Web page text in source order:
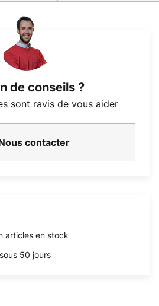
de conseils ?
sont ravis de vous aider
contacter
articles en stock
50 jours